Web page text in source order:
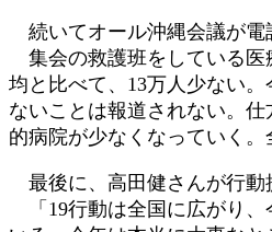
続いてオール沖縄会議が電
集会の救護班をしている医
均と比べて、13万人少ない
ないことは報道されない。
的病院が少なくなっていく
最後に、高田健さんが行動
「19行動は全国に広がり、